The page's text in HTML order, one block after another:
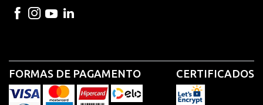
FORMAS DE PAGAMENTO CERTIFICADOS